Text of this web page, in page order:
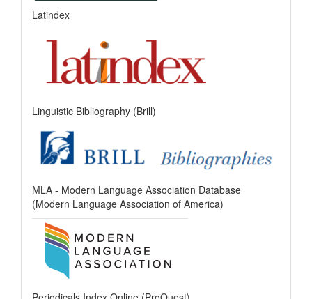
Latindex
Linguistic Bibliography (Brill)
MLA - Modern Language Association Database
(Modern Language Association of America)